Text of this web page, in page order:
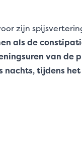
zijn
als de
van de
nachts, tijdens